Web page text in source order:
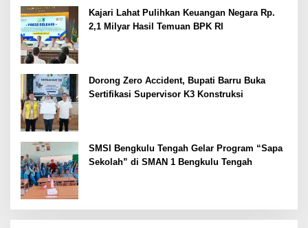
Kajari Lahat Pulihkan Keuangan Negara Rp.
2,1 Milyar Hasil Temuan BPK RI
Dorong Zero Accident, Bupati Barru Buka
Sertifikasi Supervisor K3 Konstruksi
SMSI Bengkulu Tengah Gelar Program “Sapa
Sekolah” di SMAN 1 Bengkulu Tengah